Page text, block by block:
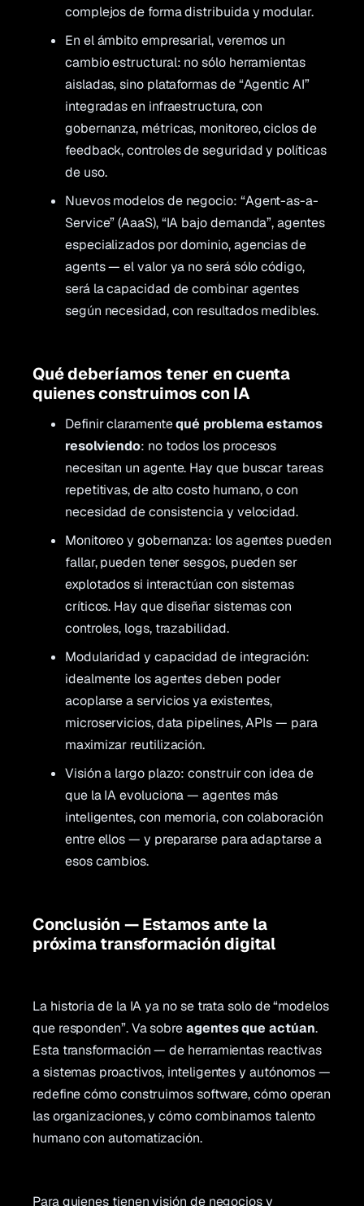
complejos de forma distribuida y modular.
En el ámbito empresarial, veremos un
cambio estructural: no sólo herramientas
aisladas, sino plataformas de “Agentic AI”
integradas en infraestructura, con
gobernanza, métricas, monitoreo, ciclos de
feedback, controles de seguridad y políticas
de uso.
Nuevos modelos de negocio: “Agent-as-a-
Service” (AaaS), “IA bajo demanda”, agentes
especializados por dominio, agencias de
agents — el valor ya no será sólo código,
será la capacidad de combinar agentes
según necesidad, con resultados medibles.
Qué deberíamos tener en cuenta
quienes construimos con IA
Definir claramentequé problema estamos
resolviendo: no todos los procesos
necesitan un agente. Hay que buscar tareas
repetitivas, de alto costo humano, o con
necesidad de consistencia y velocidad.
Monitoreo y gobernanza: los agentes pueden
fallar, pueden tener sesgos, pueden ser
explotados si interactúan con sistemas
críticos. Hay que diseñar sistemas con
controles, logs, trazabilidad.
Modularidad y capacidad de integración:
idealmente los agentes deben poder
acoplarse a servicios ya existentes,
microservicios, data pipelines, APIs — para
maximizar reutilización.
Visión a largo plazo: construir con idea de
que la IA evoluciona — agentes más
inteligentes, con memoria, con colaboración
entre ellos — y prepararse para adaptarse a
esos cambios.
Conclusión — Estamos ante la
próxima transformación digital
La historia de la IA ya no se trata solo de “modelos
que responden”. Va sobreagentes que actúan.
Esta transformación — de herramientas reactivas
a sistemas proactivos, inteligentes y autónomos —
redefine cómo construimos software, cómo operan
las organizaciones, y cómo combinamos talento
humano con automatización.
Para quienes tienen visión de negocios y